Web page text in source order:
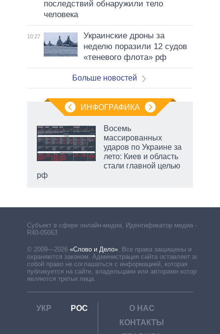
последствий обнаружили тело
человека
10:27
Украинские дроны за
неделю поразили 12 судов
«теневого флота» рф
Больше новостей
ИНФОГРАФИКА
Восемь
массированных
ударов по Украине за
лето: Киев и область
стали главной целью
рф
Субъект в сфере онлайн-медиа. Идентификатор медиа –
R40-05063
© 2009—2026 «Слово и Дело». Все права защищены и
охраняются законом. Администрация сайта оставляет за
собой право не соглашаться с информацией, которая
публикуется на сайте, владельцами или авторами которой
являются третьи лица.
УКР РОС
О НАС
КОНТАКТЫ